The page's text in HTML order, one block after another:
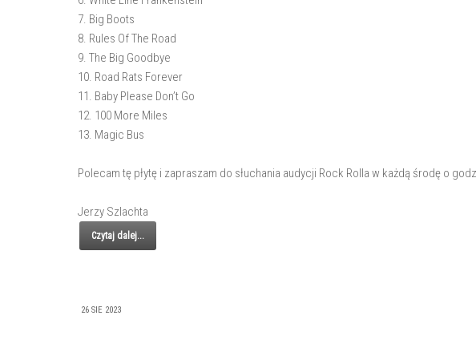
7. Big Boots
8. Rules Of The Road
9. The Big Goodbye
10. Road Rats Forever
11. Baby Please Don’t Go
12. 100 More Miles
13. Magic Bus
Polecam tę płytę i zapraszam do słuchania audycji Rock Rolla w każdą środę o
Jerzy Szlachta
Czytaj dalej...
26 SIE 2023